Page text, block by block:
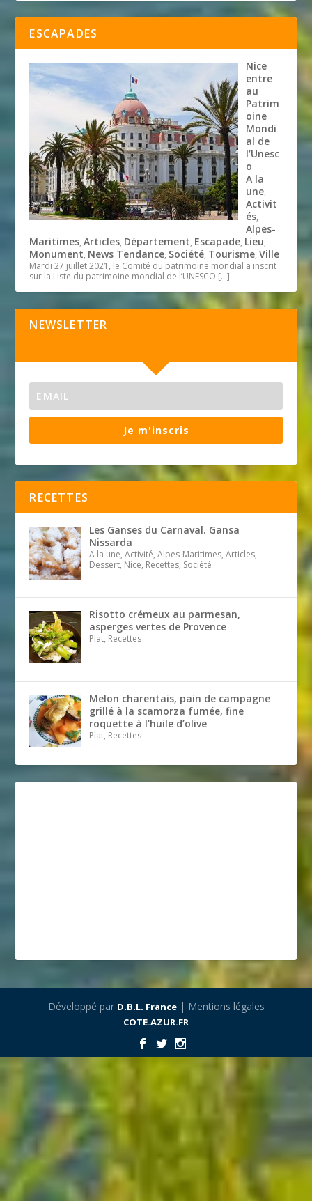
ESCAPADES
Nice
entre
au
Patrim
oine
Mondi
al de
l’Unesc
o
A la
une,
Activit
és,
Alpes-
Maritimes,Articles, Département, Escapade, Lieu,
Monument, News Tendance, Société, Tourisme,Ville
Mardi 27 juillet 2021, le Comité du patrimoine mondial a inscrit
sur la Liste du patrimoine mondial de l’UNESCO […]
NEWSLETTER
Je m'inscris
RECETTES
Les Ganses du Carnaval. Gansa
Nissarda
A la une, Activité, Alpes-Maritimes, Articles,
Dessert, Nice, Recettes, Société
Risotto crémeux au parmesan,
asperges vertes de Provence
Plat, Recettes
Melon charentais, pain de campagne
grillé à la scamorza fumée, fine
roquette à l’huile d’olive
Plat, Recettes
Développé par D.B.L. France| Mentions légales
COTE.AZUR.FR